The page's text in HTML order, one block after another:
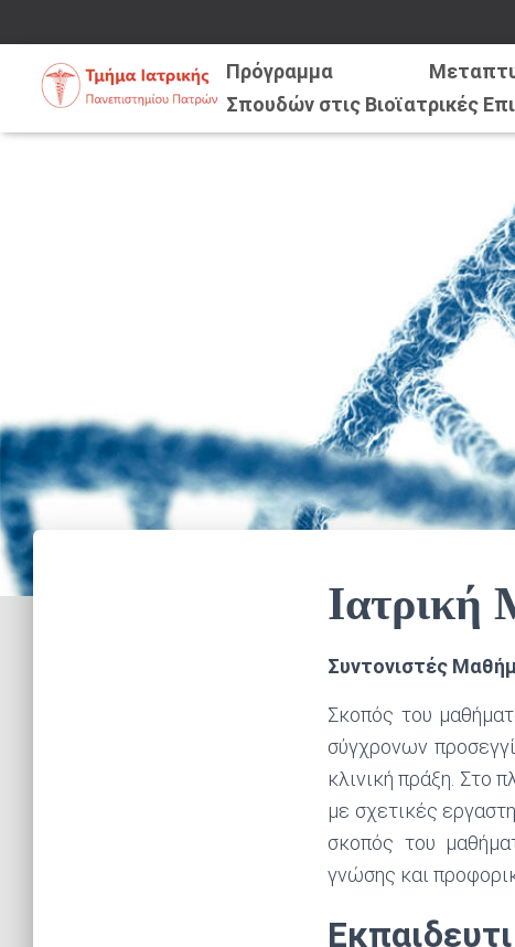
Ιατρική
Συντονιστές
Σκοπός του
σύγχρονων
κλινική πράξη. Στο
με σχετικές
σκοπός του
γνώσης και